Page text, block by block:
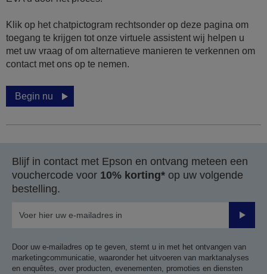
Klik op het chatpictogram rechtsonder op deze pagina om
toegang te krijgen tot onze virtuele assistent wij helpen u
met uw vraag of om alternatieve manieren te verkennen om
contact met ons op te nemen.
Begin nu
Blijf in contact met Epson en ontvang meteen een
vouchercode voor 10% korting* op uw volgende
bestelling.
Door uw e-mailadres op te geven, stemt u in met het ontvangen van
marketingcommunicatie, waaronder het uitvoeren van marktanalyses
en enquêtes, over producten, evenementen, promoties en diensten